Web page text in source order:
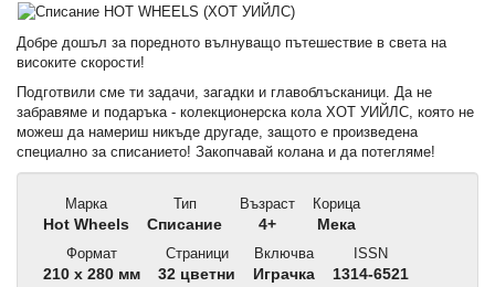
Добре дошъл за поредното вълнуващо пътешествие в света на
високите скорости!
Подготвили сме ти задачи, загадки и главоблъсканици. Да не
забравяме и подаръка - колекционерска кола ХОТ УИЙЛС, която не
можеш да намериш никъде другаде, защото е произведена
специално за списанието! Закопчавай колана и да потегляме!
Марка
Hot Wheels
Тип
Списание
Възраст
4+
Корица
Мека
Формат
210 x 280 мм
Страници
32 цветни
Включва
Играчка
ISSN
1314-6521